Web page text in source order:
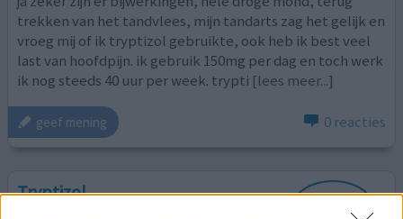
trekken van het tandvlees, mijn tandarts zag het gelijk en
vroeg mij of ik tryptizol gebruikte, ook heb ik best veel
last van hoofdpijn. ik gebruik 150mg per dag en toch werk
ik nog steeds 40 uur per week. trypti [lees meer...]
geef mening 0 reacties
Tryptizol